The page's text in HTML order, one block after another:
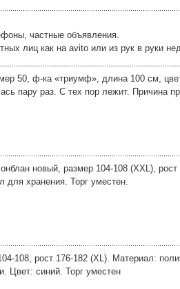
частные объявления.
лиц как на avito или из рук в руки
50, ф-ка «триумф», длина 100 см,
пару раз. С тех пор лежит. Причина
новый, размер 104-108 (XXL),
для хранения. Торг уместен.
108, рост 176-182 (XL). Материал:
Цвет: синий. Торг уместен